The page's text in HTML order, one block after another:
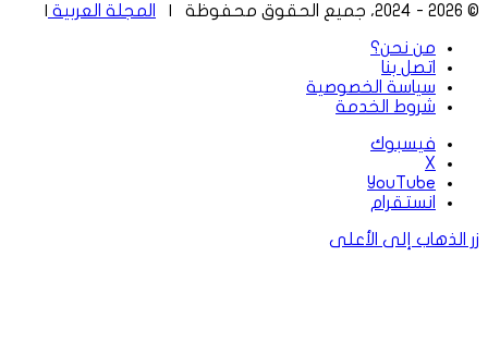
© 2026 - 2024، جميع الحقوق محفوظة | المجلة العربية |
من نحن؟
اتصل بنا
سياسة الخصوصية
شروط الخدمة
فيسبوك
‫X
‫YouTube
انستقرام
زر الذهاب إلى الأعلى